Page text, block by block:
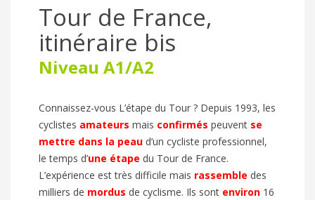
Tour de France,
itinéraire bis
Niveau A1/A2
Connaissez-vous L’étape du Tour ? Depuis 1993, les
cyclistes amateurs mais confirmés peuvent se
mettre dans la peau d’un cycliste professionnel,
le temps d’une étape du Tour de France.
L’expérience est très difficile mais rassemble des
milliers de mordus de cyclisme. Ils sont environ 16